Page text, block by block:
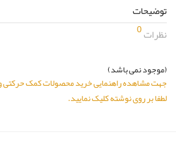
توضیحات
نظرات0
(موجود نمی باشد)
جهت مشاهده راهنمایی خرید محصولات کمک حرکتی
لطفا بر روی نوشته کلیک نمایید.